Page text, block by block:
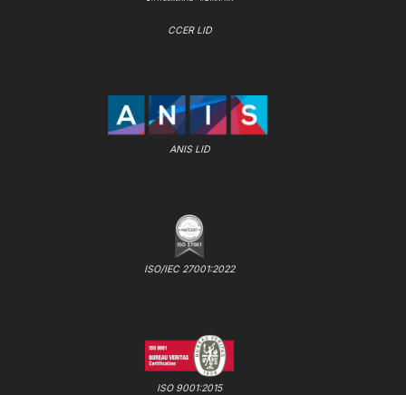
CCER LID
ANIS LID
ISO/IEC 27001:2022
ISO 9001:2015